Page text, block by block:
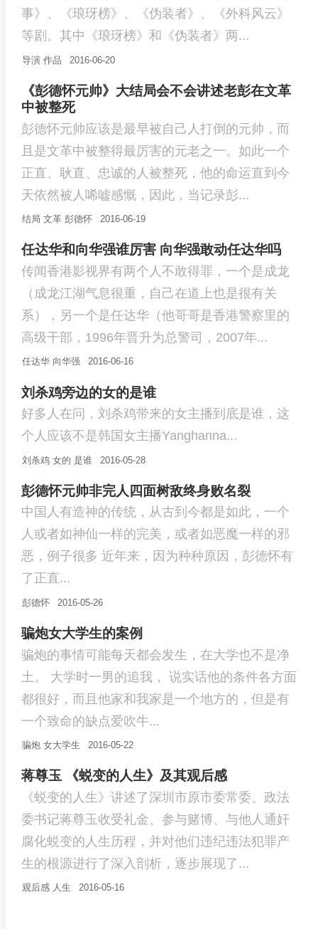
事》、《琅玡榜》、《伪装者》、《外科风云》
等剧。其中《琅玡榜》和《伪装者》两...
导演 作品 2016-06-20
《彭德怀元帅》大结局会不会讲述老彭在文革
中被整死
彭德怀元帅应该是最早被自己人打倒的元帅，而
且是文革中被整得最厉害的元老之一。如此一个
正直、耿直、忠诚的人被整死，他的命运直到今
天依然被人唏嘘感慨，因此，当记录彭...
结局 文革 彭德怀 2016-06-19
任达华和向华强谁厉害 向华强敢动任达华吗
传闻香港影视界有两个人不敢得罪，一个是成龙
（成龙江湖气息很重，自己在道上也是很有关
系），另一个是任达华（他哥哥是香港警察里的
高级干部，1996年晋升为总警司，2007年...
任达华 向华强 2016-06-16
刘杀鸡旁边的女的是谁
好多人在问，刘杀鸡带来的女主播到底是谁，这
个人应该不是韩国女主播Yanghanna...
刘杀鸡 女的 是谁 2016-05-28
彭德怀元帅非完人四面树敌终身败名裂
中国人有造神的传统，从古到今都是如此，一个
人或者如神仙一样的完美，或者如恶魔一样的邪
恶，例子很多 近年来，因为种种原因，彭德怀有
了正直...
彭德怀 2016-05-26
骗炮女大学生的案例
骗炮的事情可能每天都会发生，在大学也不是净
土。 大学时一男的追我， 说实话他的条件各方面
都很好，而且他家和我家是一个地方的，但是有
一个致命的缺点爱吹牛...
骗炮 女大学生 2016-05-22
蒋尊玉 《蜕变的人生》及其观后感
《蜕变的人生》讲述了深圳市原市委常委、政法
委书记蒋尊玉收受礼金、参与赌博、与他人通奸
腐化蜕变的人生历程，并对他们违纪违法犯罪产
生的根源进行了深入剖析，逐步展现了...
观后感 人生 2016-05-16